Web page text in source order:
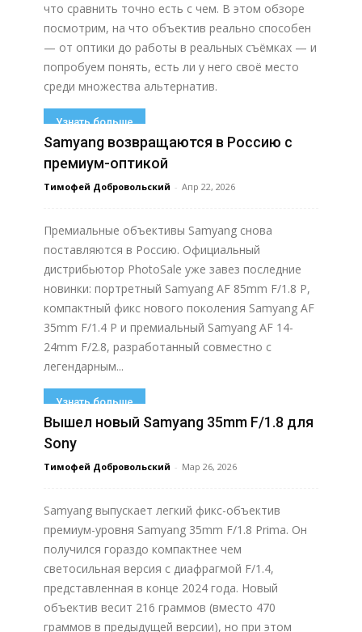
что сравнить точно есть с чем. В этом обзоре
посмотрим, на что объектив реально способен
— от оптики до работы в реальных съёмках — и
попробуем понять, есть ли у него своё место
среди множества альтернатив.
Узнать больше
Samyang возвращаются в Россию с
премиум-оптикой
Тимофей Добровольский - Апр 22, 2026
Премиальные объективы Samyang снова
поставляются в Россию. Официальный
дистрибьютор PhotoSale уже завез последние
новинки: портретный Samyang AF 85mm F/1.8 P,
компактный фикс нового поколения Samyang AF
35mm F/1.4 P и премиальный Samyang AF 14-
24mm F/2.8, разработанный совместно с
легендарным...
Узнать больше
Вышел новый Samyang 35mm F/1.8 для
Sony
Тимофей Добровольский - Мар 26, 2026
Samyang выпускает легкий фикс-объектив
премиум-уровня Samyang 35mm F/1.8 Prima. Он
получился гораздо компактнее чем
светосильная версия с диафрагмой F/1.4,
представленная в конце 2024 года. Новый
объектив весит 216 граммов (вместо 470
граммов в предыдущей версии), но при этом